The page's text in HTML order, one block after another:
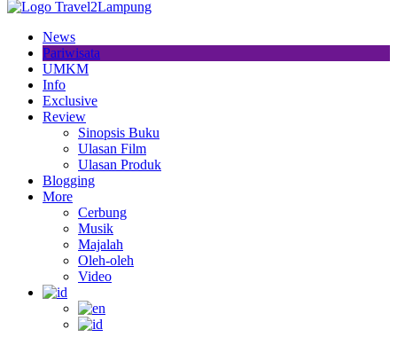
News
Pariwisata
UMKM
Info
Exclusive
Review
Sinopsis Buku
Ulasan Film
Ulasan Produk
Blogging
More
Cerbung
Musik
Majalah
Oleh-oleh
Video